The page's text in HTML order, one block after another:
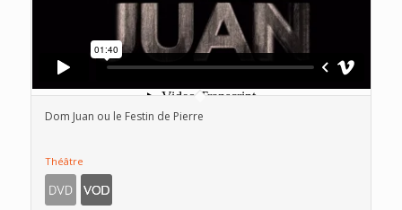
Dom Juan ou le Festin de Pierre
Théâtre